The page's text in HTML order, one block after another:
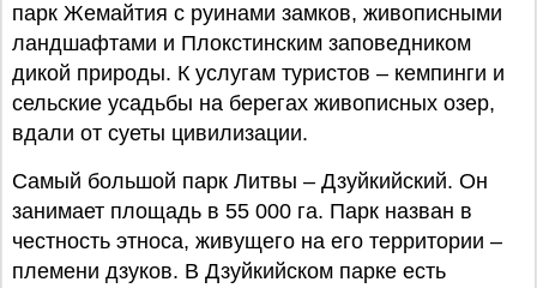
парк Жемайтия с руинами замков, живописными
ландшафтами и Плокстинским заповедником
дикой природы. К услугам туристов – кемпинги и
сельские усадьбы на берегах живописных озер,
вдали от суеты цивилизации.
Самый большой парк Литвы – Дзуйкийский. Он
занимает площадь в 55 000 га. Парк назван в
честность этноса, живущего на его территории –
племени дзуков. В Дзуйкийском парке есть